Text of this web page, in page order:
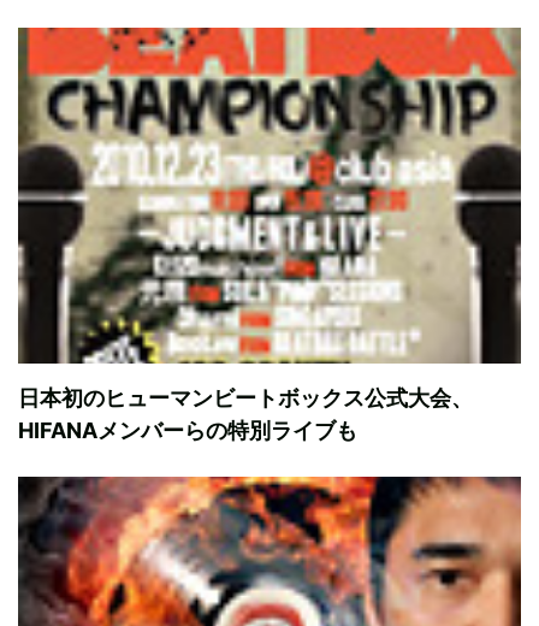
日本初のヒューマンビートボックス公式大会、
HIFANAメンバーらの特別ライブも